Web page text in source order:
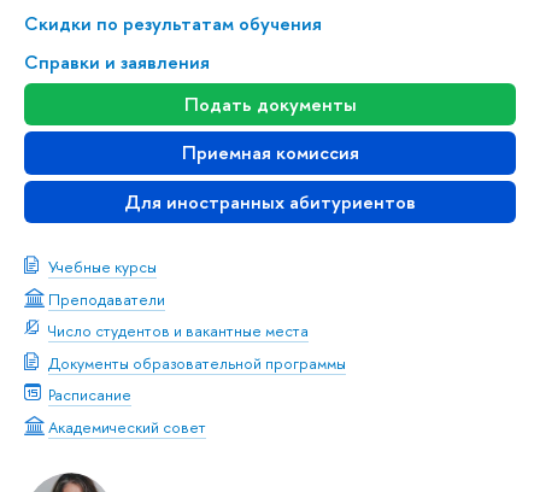
Скидки по результатам обучения
Справки и заявления
Подать документы
Приемная комиссия
Для иностранных абитуриентов
Учебные курсы
Преподаватели
Число студентов и вакантные места
Документы образовательной программы
Расписание
Академический совет